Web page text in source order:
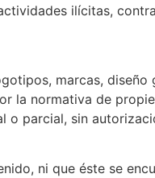
ilícitas,
marcas,
la normativa de
parcial, sin
ni que éste se